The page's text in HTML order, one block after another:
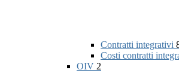
Contratti integrativi
Costi contratti
OIV 2